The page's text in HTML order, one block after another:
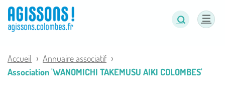
Accueil
Annuaire associatif
Association 'WANOMICHI TAKEMUSU AIKI COLOMBES'
Panneau de gestion des cookies